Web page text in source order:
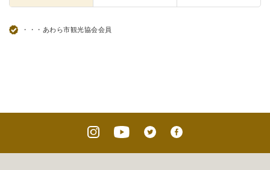
・・・あわら市観光協会会員